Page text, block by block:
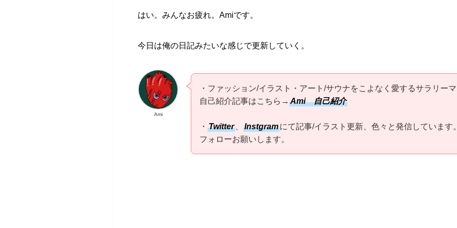
はい。みんなお疲れ。Amiです。
今日は俺の日記みたいな感じで更新していく。
Ami
・ファッション/イラスト・アート/サウナをこよなく愛するサラリー
自己紹介記事はこちら→ Ami 自己紹介
・ Twitter Instgramにて記事/イラスト更新、色々と発信しています
フォローお願いします。